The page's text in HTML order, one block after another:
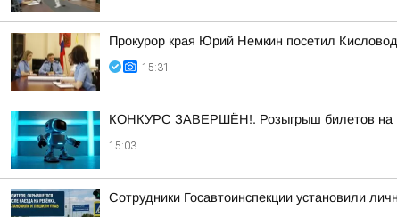
Прокурор края Юрий Немкин посетил
15:31
КОНКУРС ЗАВЕРШЁН!. Розыгрыш билетов на
15:03
Сотрудники Госавтоинспекции установили